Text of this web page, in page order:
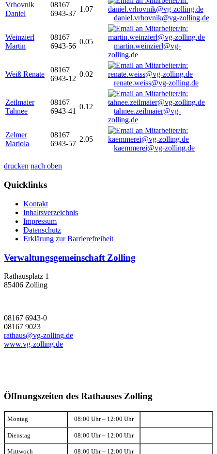
Vrhovnik
Daniel
08167
6943-37
1.07
daniel.vrhovnik@vg-zolling.de
Weinzierl
Martin
08167
6943-56
0.05
martin.weinzierl@vg-
zolling.de
Weiß Renate
08167
6943-12
0.02
renate.weiss@vg-zolling.de
Zeilmaier
Tahnee
08167
6943-41
0.12
tahnee.zeilmaier@vg-
zolling.de
Zelmer
Mariola
08167
6943-57
2.05
kaemmerei@vg-zolling.de
drucken nach oben
Quicklinks
Kontakt
Inhaltsverzeichnis
Impressum
Datenschutz
Erklärung zur Barrierefreiheit
Verwaltungsgemeinschaft Zolling
Rathausplatz 1
85406 Zolling
08167 6943-0
08167 9023
rathaus@vg-zolling.de
www.vg-zolling.de
Öffnungszeiten des Rathauses Zolling
Montag 08:00 Uhr – 12:00 Uhr
Dienstag 08:00 Uhr – 12:00 Uhr
Mittwoch 08:00 Uhr – 12:00 Uhr